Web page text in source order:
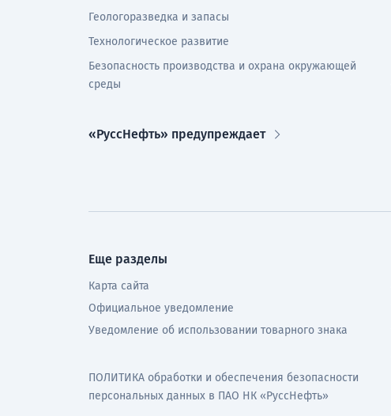
Геологоразведка и запасы
Технологическое развитие
Безопасность производства и охрана окружающей
среды
«РуссНефть» предупреждает
Еще разделы
Карта сайта
Официальное уведомление
Уведомление об использовании товарного знака
ПОЛИТИКА обработки и обеспечения безопасности
персональных данных в ПАО НК «РуссНефть»